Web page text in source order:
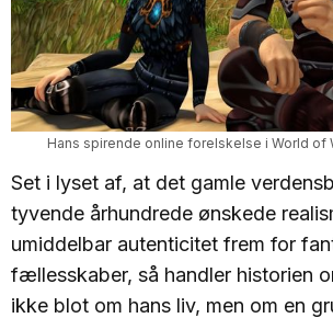
Hans spirende online forelskelse i World of
Set i lyset af, at det gamle
tyvende århundrede ønskede
umiddelbar autenticitet frem for
fællesskaber, så handler historien
ikke blot om hans liv, men om en